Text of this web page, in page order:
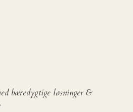
bæredygtige løsninger &